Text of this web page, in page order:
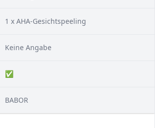
1 x AHA-Gesichtspeeling
Keine Angabe
✅
BABOR